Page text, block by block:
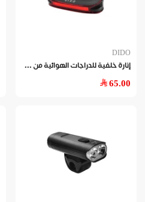
DIDO
إنا
رة خلفية للدراجات الهوائية من Dido
65.00